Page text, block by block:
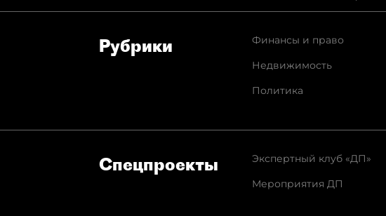
Рубрики
Финансы и право
Недвижимость
Политика
Спец­проекты
Экспертный клуб «ДП»
Мероприятия ДП